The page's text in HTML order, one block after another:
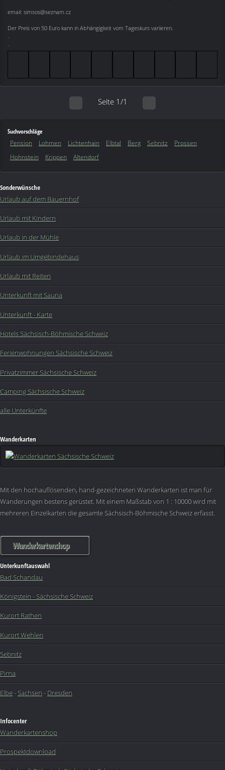
email: simsos@seznam.cz
Der Preis von 50 Euro kann in Abhängigkeit vom Tageskurs variieren.
Seite 1/1
Suchvorschläge
Pension
Lohmen Lichtenhain Elbtal Berg Sebnitz
Prossen
Hohnstein
Krippen Altendorf
Sonderwünsche
Urlaub auf dem Bauernhof
Urlaub mit Kindern
Urlaub in der Mühle
Urlaub im Umgebindehaus
Urlaub mit Reiten
Unterkunft mit Sauna
Unterkunft - Karte
Hotels Sächsisch-Böhmische Schweiz
Ferienwohnungen Sächsische Schweiz
Privatzimmer Sächsische Schweiz
Camping Sächsische Schweiz
alle Unterkünfte
Wanderkarten
Mit den hochauflösenden, hand-gezeichneten Wanderkarten ist man für
Wanderungen bestens gerüstet. Mit einem Maßstab von 1 : 10000 wird mit
mehreren Einzelkarten die gesamte Sächsisch-Böhmische Schweiz erfasst.
Wanderkartenshop
Unterkunftauswahl
Bad Schandau
Königstein - Sächsische Schweiz
Kurort Rathen
Kurort Wehlen
Sebnitz
Pirna
Elbe-Sachsen - Dresden
Infocenter
Wanderkartenshop
Prospektdownload